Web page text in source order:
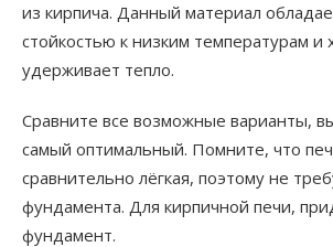
из кирпича. Данный материал
стойкостью к низким температурам и
удерживает тепло.
Сравните все возможные варианты,
самый оптимальный. Помните, что
сравнительно лёгкая, поэтому не
фундамента. Для кирпичной печи,
фундамент.